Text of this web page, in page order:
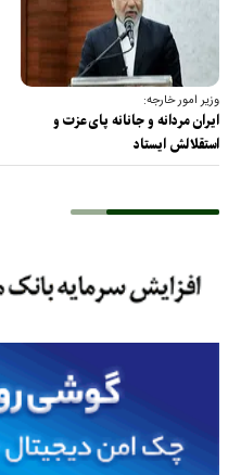
وزیر امور خارجه:
ایران مردانه و جانانه پای عزت و
استقلالش ایستاد